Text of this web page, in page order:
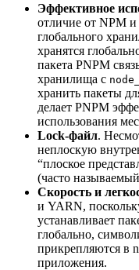
Эффективное
отличие от NPM
глобального
хранятся
пакета PNPM
хранилища с
хранить пакеты
делает PNPM
использования
Lock-файл.
неплоскую
“плоское
(часто называемый
Скорость и
и YARN,
устанавливает
глобально,
прикрепляются в
приложения.